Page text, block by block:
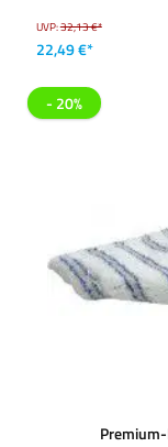
UVP:32,13 €*
22,49 €*
- 20%